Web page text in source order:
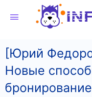
[Юрий
Новые